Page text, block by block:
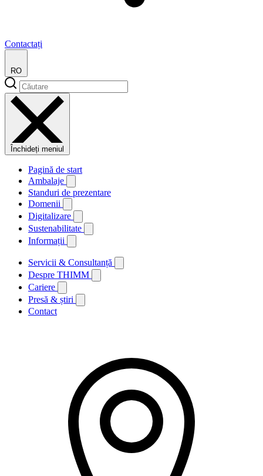
Contactați
RO
Închideți meniul
Pagină de start
Ambalaje
Standuri de prezentare
Domenii
Digitalizare
Sustenabilitate
Informații
Servicii & Consultanță
Despre THIMM
Cariere
Presă & știri
Contact